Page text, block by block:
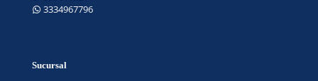
3334967796
Sucursal